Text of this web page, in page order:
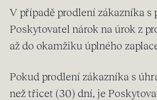
V případě prodlení zákazníka s
Poskytovatel nárok na úrok z
až do okamžiku úplného
Pokud prodlení zákazníka s
než třicet (30) dní, je